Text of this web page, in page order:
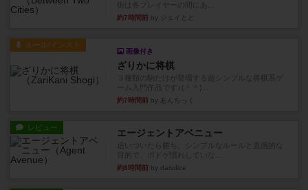
街は各プレイヤーの間にあ...
約7時間前 by ジェイとと
ルール/インスト
画像付き
ざりかに将棋
３種類の駒だけが登場する超シンプルな将棋系ゲ
ーム入門作品です♪(＾＾)...
約7時間前 by あんちっく
レビュー エージェントアベニュー
追いついたら勝ち。シンプルなルールと直感的な
目的で、ボドゲ慣れしていな...
約8時間前 by daisdice